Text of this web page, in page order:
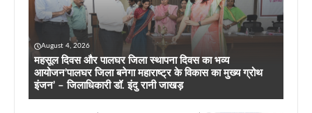
August 4, 2026
महसूल दिवस और पालघर जिला स्थापना दिवस का भव्य
आयोजन’पालघर जिला बनेगा महाराष्ट्र के विकास का मुख्य ग्रोथ
इंजन’ – जिलाधिकारी डॉ. इंदु रानी जाखड़